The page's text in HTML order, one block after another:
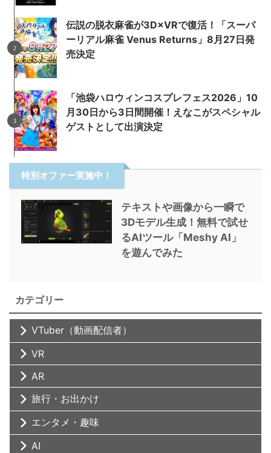
伝説の脱衣麻雀が3D×VRで復活！「スーパ
ーリアル麻雀 Venus Returns」8月27日発
売決定
「池袋ハロウィンコスプレフェス2026」10
月30日から3日間開催！えなこがスペシャル
ゲストとして出演決定
特別オファー実施中！
テキストや画像から一瞬で
3Dモデル生成！無料で試せ
るAIツール「Meshy AI」
を遊んでみた
カテゴリー
VTuber（動画配信者）
VR
AR
旅行・お出かけ
エンタメ・趣味
AI